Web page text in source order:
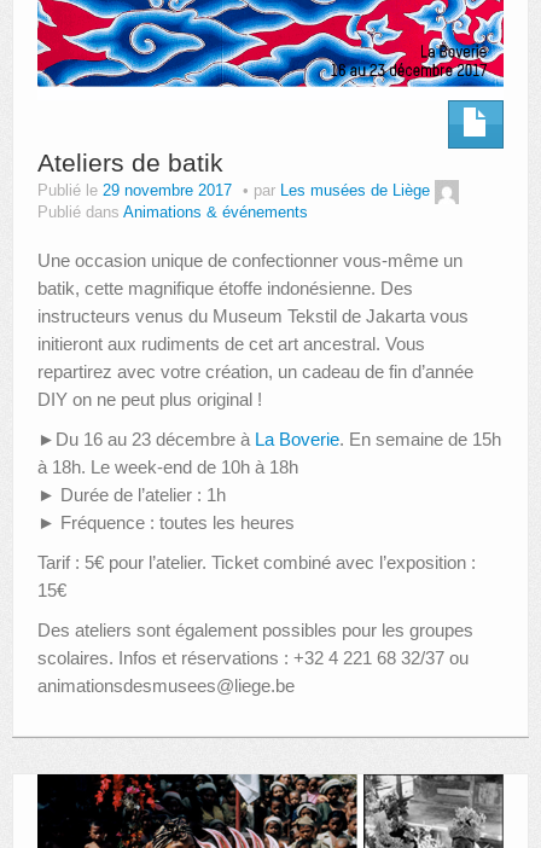
Ateliers de batik
Publié le 29 novembre 2017 par Les musées de Liège
Publié dans Animations & événements
Une occasion unique de confectionner vous-même un
batik, cette magnifique étoffe indonésienne. Des
instructeurs venus du Museum Tekstil de Jakarta vous
initieront aux rudiments de cet art ancestral. Vous
repartirez avec votre création, un cadeau de fin d’année
DIY on ne peut plus original !
►Du 16 au 23 décembre à La Boverie. En semaine de 15h
à 18h. Le week-end de 10h à 18h
► Durée de l’atelier : 1h
► Fréquence : toutes les heures
Tarif : 5€ pour l’atelier. Ticket combiné avec l’exposition :
15€
Des ateliers sont également possibles pour les groupes
scolaires. Infos et réservations : +32 4 221 68 32/37 ou
animationsdesmusees@liege.be